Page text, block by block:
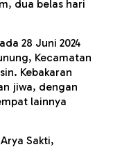
dua belas hari
28 Juni 2024
Kecamatan
Kebakaran
jiwa, dengan
lainnya
Sakti,